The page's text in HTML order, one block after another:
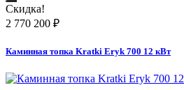
Скидка!
2 770 200 ₽
Каминная топка Kratki Eryk 700 12 кВт